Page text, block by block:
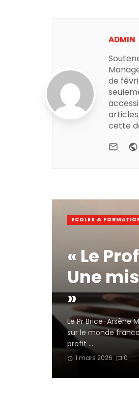
ADMIN
de
cette
e-
« Le
Une
»
Le Pr Brice-Arsène
sur le monde
profit ...
1 mars 2026 0
ECOLES &